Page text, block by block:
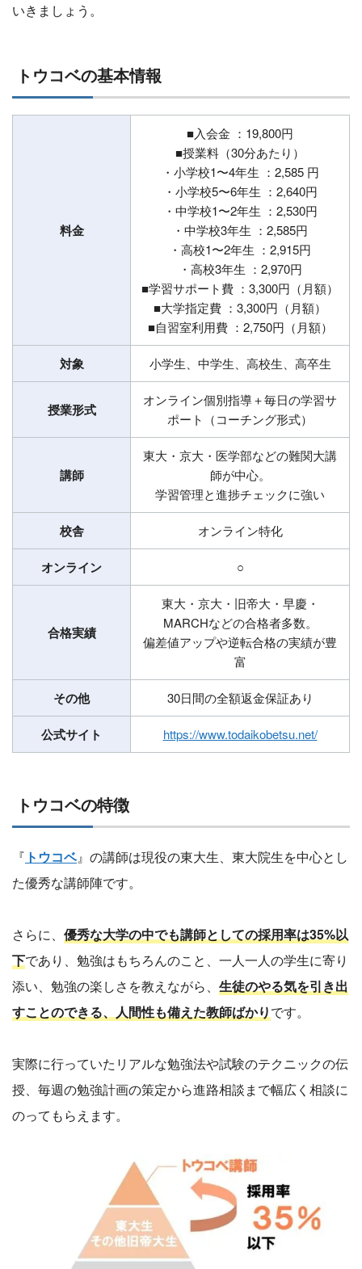
いきましょう。
トウコベの基本情報
料金
■入会金 ：19,800円
■授業料（30分あたり）
・小学校1〜4年生 ：2,585 円
・小学校5〜6年生 ：2,640円
・中学校1〜2年生 ：2,530円
・中学校3年生 ：2,585円
・高校1〜2年生 ：2,915円
・高校3年生 ：2,970円
■学習サポート費 ：3,300円（月額）
■大学指定費 ：3,300円（月額）
■自習室利用費 ：2,750円（月額）
対象 小学生、中学生、高校生、高卒生
授業形式
オンライン個別指導＋毎日の学習サ
ポート（コーチング形式）
講師
東大・京大・医学部などの難関大講
師が中心。
学習管理と進捗チェックに強い
校舎 オンライン特化
オンライン ○
合格実績
東大・京大・旧帝大・早慶・
MARCHなどの合格者多数。
偏差値アップや逆転合格の実績が豊
富
その他 30日間の全額返金保証あり
公式サイト https://www.todaikobetsu.net/
トウコベの特徴
『 トウコベ』の講師は現役の東大生、東大院生を中心とし
た優秀な講師陣です。
さらに、 優秀な大学の中でも講師としての採用率は35%以
下であり、勉強はもちろんのこと、一人一人の学生に寄り
添い、勉強の楽しさを教えながら、 生徒のやる気を引き出
すことのできる、人間性も備えた教師ばかりです。
実際に行っていたリアルな勉強法や試験のテクニックの伝
授、毎週の勉強計画の策定から進路相談まで幅広く相談に
のってもらえます。